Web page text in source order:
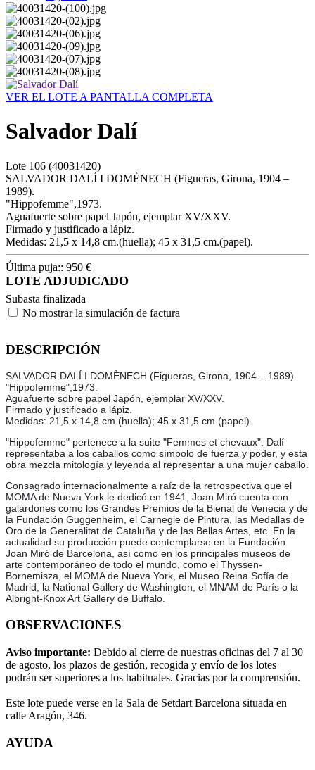
VER EL LOTE A PANTALLA COMPLETA
Salvador Dalí
Lote 106 (40031420)
SALVADOR DALÍ I DOMÈNECH (Figueras, Girona, 1904 –
1989).
"Hippofemme",1973.
Aguafuerte sobre papel Japón, ejemplar XV/XXV.
Firmado y justificado a lápiz.
Medidas: 21,5 x 14,8 cm.(huella); 45 x 31,5 cm.(papel).
Última puja:: 950 €
LOTE ADJUDICADO
Subasta finalizada
No mostrar la simulación de factura
DESCRIPCIÓN
SALVADOR DALÍ I DOMÈNECH (Figueras, Girona, 1904 – 1989).
"Hippofemme",1973.
Aguafuerte sobre papel Japón, ejemplar XV/XXV.
Firmado y justificado a lápiz.
Medidas: 21,5 x 14,8 cm.(huella); 45 x 31,5 cm.(papel).
"Hippofemme" pertenece a la suite "Femmes et chevaux". Dalí
representaba a los caballos como símbolo de fuerza y poder, y esta
obra mezcla mitología y leyenda al representar a una mujer caballo.
Consagrado internacionalmente a raíz de la retrospectiva que el
MOMA de Nueva York le dedicó en 1941, Joan Miró cuenta con
galardones como los Grandes Premios de la Bienal de Venecia y de
la Fundación Guggenheim, el Carnegie de Pintura, las Medallas de
Oro de la Generalitat de Cataluña y de las Bellas Artes, etc. En la
actualidad su producción puede contemplarse en la Fundación
Joan Miró de Barcelona, así como en los principales museos de
arte contemporáneo de todo el mundo, como el Thyssen-
Bornemisza, el MOMA de Nueva York, el Museo Reina Sofía de
Madrid, la National Gallery de Washington, el MNAM de París o la
Albright-Knox Art Gallery de Buffalo.
OBSERVACIONES
Aviso importante: Debido al cierre de nuestras oficinas del 7 al 30
de agosto, los plazos de gestión, recogida y envío de los lotes
podrán ser superiores a los habituales. Gracias por la comprensión.
Este lote puede verse en la Sala de Setdart Barcelona situada en
calle Aragón, 346.
AYUDA